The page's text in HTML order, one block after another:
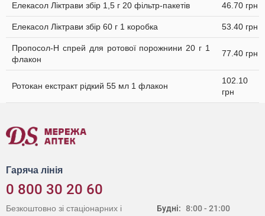
Елекасол Ліктрави збір 1,5 г 20 фільтр-пакетів 46.70 грн
Елекасол Ліктрави збір 60 г 1 коробка 53.40 грн
Пропосол-Н спрей для ротової порожнини 20 г 1
флакон
77.40 грн
Ротокан екстракт рідкий 55 мл 1 флакон
102.10
грн
Гаряча лінія
0 800 30 20 60
Будні: 8:00 - 21:00
Безкоштовно зі стаціонарних і